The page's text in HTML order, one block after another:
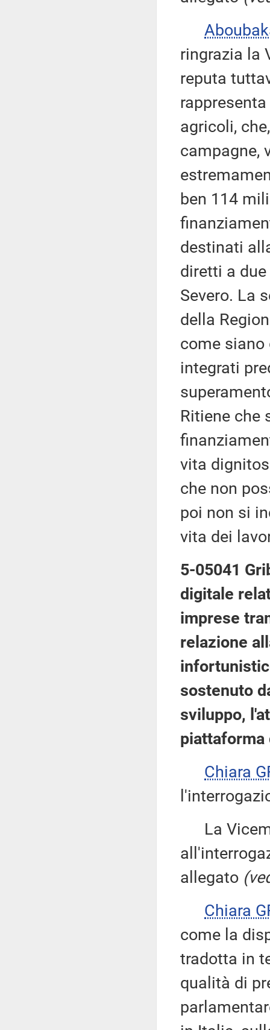
ringrazia la
reputa
agricoli,
campagne,
ben 114
destinati
diretti a
Severo. La
della
come
integrati
Ritiene che
vita
che non
poi non si
vita dei
5-05041
digitale
imprese
relazione
sostenuto
sviluppo,
piattaforma
Chiara
La
allegato
Chiara
come la
tradotta in
qualità di